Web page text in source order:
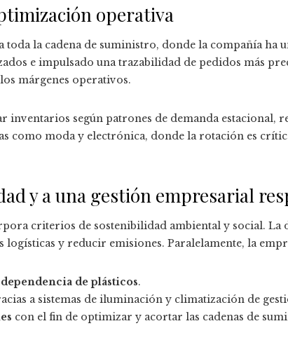
operativa
toda la cadena de suministro, donde la compañía ha
e impulsado una trazabilidad de pedidos más
márgenes operativos.
inventarios según patrones de demanda estacional,
como moda y electrónica, donde la rotación es
y a una gestión empresarial
criterios de sostenibilidad ambiental y social. La
y reducir emisiones. Paralelamente, la
de plásticos.
a sistemas de iluminación y climatización de
con el fin de optimizar y acortar las cadenas de